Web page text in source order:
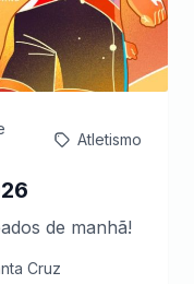
Atletismo
de manhã!
Cruz